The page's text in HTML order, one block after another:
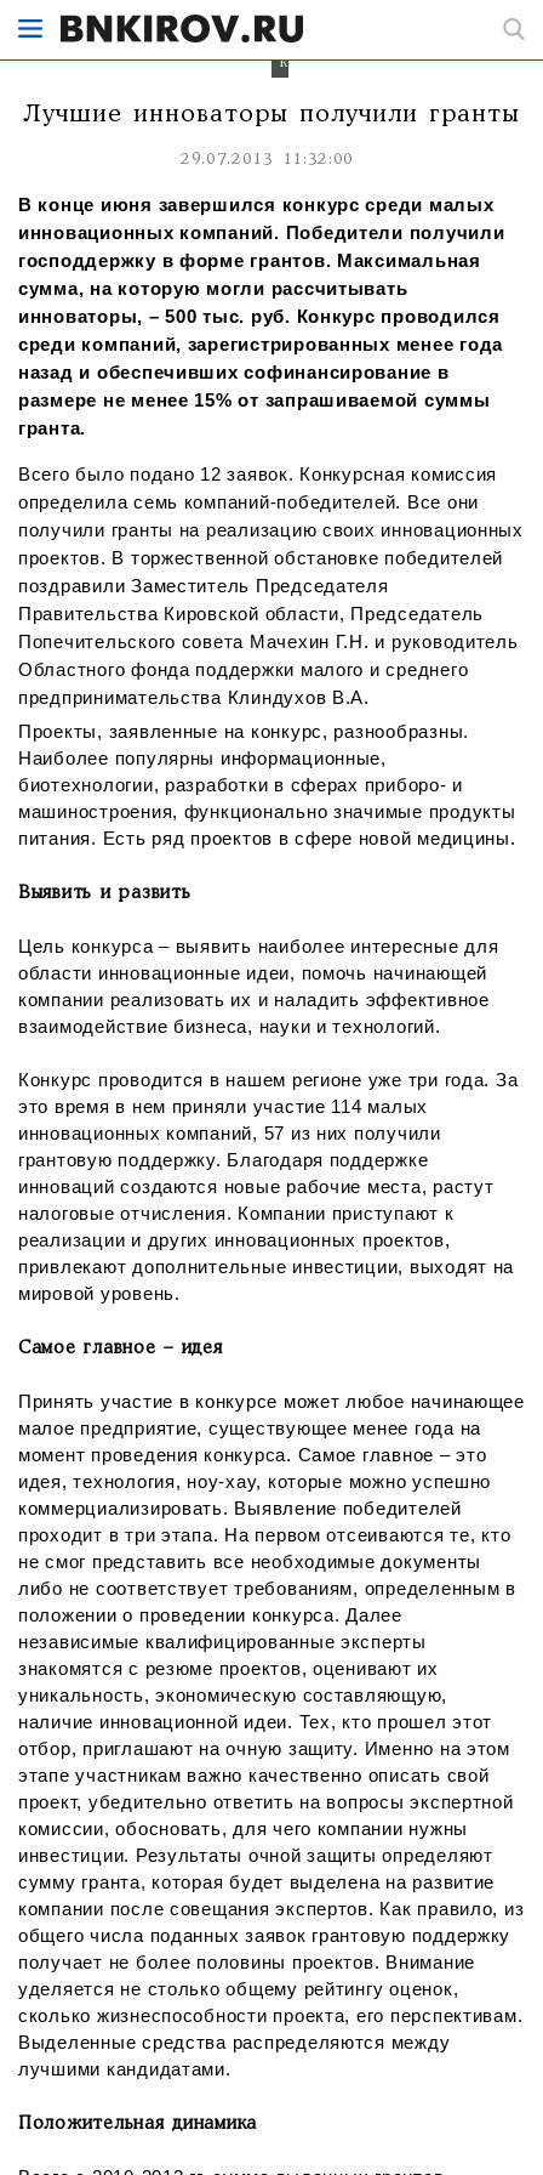
инновационных
компаний
Лучшие инноваторы получили гранты
29.07.2013 11:32:00
В конце июня завершился конкурс среди малых
инновационных компаний. Победители получили
господдержку в форме грантов. Максимальная
сумма, на которую могли рассчитывать
инноваторы, – 500 тыс. руб. Конкурс проводился
среди компаний, зарегистрированных менее года
назад и обеспечивших софинансирование в
размере не менее 15% от запрашиваемой суммы
гранта.
Всего было подано 12 заявок. Конкурсная комиссия
определила семь компаний-победителей. Все они
получили гранты на реализацию своих инновационных
проектов. В торжественной обстановке победителей
поздравили Заместитель Председателя
Правительства Кировской области, Председатель
Попечительского совета Мачехин Г.Н. и руководитель
Областного фонда поддержки малого и среднего
предпринимательства Клиндухов В.А.
Проекты, заявленные на конкурс, разнообразны.
Наиболее популярны информационные,
биотехнологии, разработки в сферах приборо- и
машиностроения, функционально значимые продукты
питания. Есть ряд проектов в сфере новой медицины.
Выявить и развить
Цель конкурса – выявить наиболее интересные для
области инновационные идеи, помочь начинающей
компании реализовать их и наладить эффективное
взаимодействие бизнеса, науки и технологий.
Конкурс проводится в нашем регионе уже три года. За
это время в нем приняли участие 114 малых
инновационных компаний, 57 из них получили
грантовую поддержку. Благодаря поддержке
инноваций создаются новые рабочие места, растут
налоговые отчисления. Компании приступают к
реализации и других инновационных проектов,
привлекают дополнительные инвестиции, выходят на
мировой уровень.
Самое главное – идея
Принять участие в конкурсе может любое начинающее
малое предприятие, существующее менее года на
момент проведения конкурса. Самое главное – это
идея, технология, ноу-хау, которые можно успешно
коммерциализировать. Выявление победителей
проходит в три этапа. На первом отсеиваются те, кто
не смог представить все необходимые документы
либо не соответствует требованиям, определенным в
положении о проведении конкурса. Далее
независимые квалифицированные эксперты
знакомятся с резюме проектов, оценивают их
уникальность, экономическую составляющую,
наличие инновационной идеи. Тех, кто прошел этот
отбор, приглашают на очную защиту. Именно на этом
этапе участникам важно качественно описать свой
проект, убедительно ответить на вопросы экспертной
комиссии, обосновать, для чего компании нужны
инвестиции. Результаты очной защиты определяют
сумму гранта, которая будет выделена на развитие
компании после совещания экспертов. Как правило, из
общего числа поданных заявок грантовую поддержку
получает не более половины проектов. Внимание
уделяется не столько общему рейтингу оценок,
сколько жизнеспособности проекта, его перспективам.
Выделенные средства распределяются между
лучшими кандидатами.
Положительная динамика